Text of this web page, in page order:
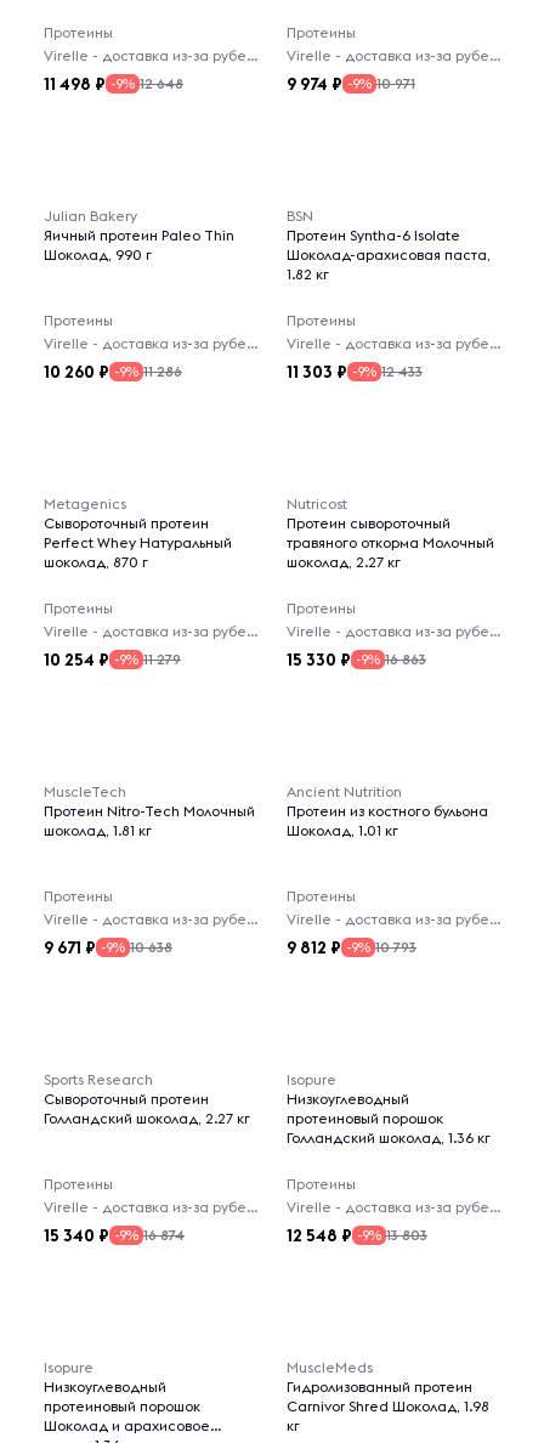
Протеины
Virelle - доставка из-за рубежа
11 498 -9% 12 648
Протеины
Virelle - доставка из-за рубежа
9 974 -9% 10 971
Julian Bakery
Яичный протеин Paleo Thin
Шоколад, 990 г
Протеины
Virelle - доставка из-за рубежа
10 260 -9% 11 286
BSN
Протеин Syntha-6 Isolate
Шоколад-арахисовая паста,
1.82 кг
Протеины
Virelle - доставка из-за рубежа
11 303 -9% 12 433
Metagenics
Сывороточный протеин
Perfect Whey Натуральный
шоколад, 870 г
Протеины
Virelle - доставка из-за рубежа
10 254 -9% 11 279
Nutricost
Протеин сывороточный
травяного откорма Молочный
шоколад, 2.27 кг
Протеины
Virelle - доставка из-за рубежа
15 330 -9% 16 863
MuscleTech
Протеин Nitro-Tech Молочный
шоколад, 1.81 кг
Протеины
Virelle - доставка из-за рубежа
9 671 -9% 10 638
Ancient Nutrition
Протеин из костного бульона
Шоколад, 1.01 кг
Протеины
Virelle - доставка из-за рубежа
9 812 -9% 10 793
Sports Research
Сывороточный протеин
Голландский шоколад, 2.27 кг
Протеины
Virelle - доставка из-за рубежа
15 340 -9% 16 874
Isopure
Низкоуглеводный
протеиновый порошок
Голландский шоколад, 1.36 кг
Протеины
Virelle - доставка из-за рубежа
12 548 -9% 13 803
Isopure
Низкоуглеводный
протеиновый порошок
Шоколад и арахисовое
MuscleMeds
Гидролизованный протеин
Carnivor Shred Шоколад, 1.98
кг